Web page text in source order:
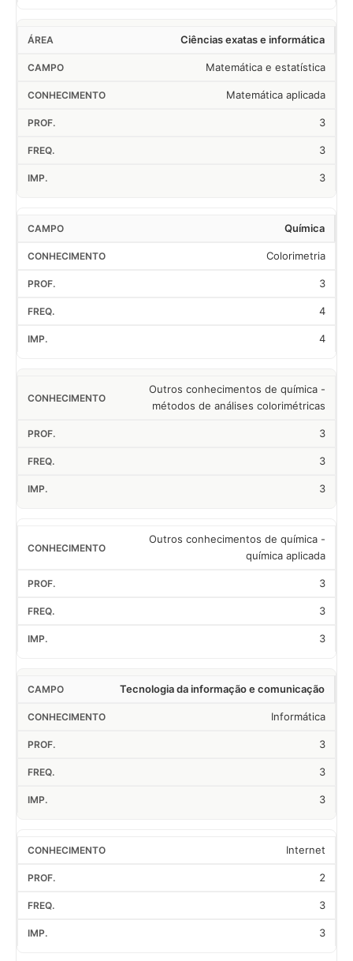
Ciências exatas e informática
Matemática e estatística
Matemática aplicada
3
3
3
Química
Colorimetria
3
4
4
Outros conhecimentos de química -
métodos de análises colorimétricas
3
3
3
Outros conhecimentos de química -
química aplicada
3
3
3
Tecnologia da informação e comunicação
Informática
3
3
3
Internet
2
3
3